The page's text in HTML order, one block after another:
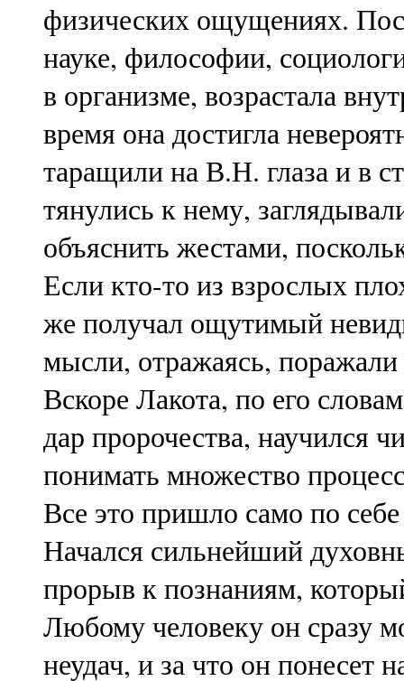
физических ощущениях.
науке, философии,
в организме, возрастала
время она достигла
таращили на В.Н. глаза и в
тянулись к нему,
объяснить жестами,
Если кто-то из взрослых
же получал ощутимый
мысли, отражаясь,
Вскоре Лакота, по его
дар пророчества, научился
понимать множество
Все это пришло само по
Начался сильнейший
прорыв к познаниям,
Любому человеку он сразу
неудач, и за что он понесет